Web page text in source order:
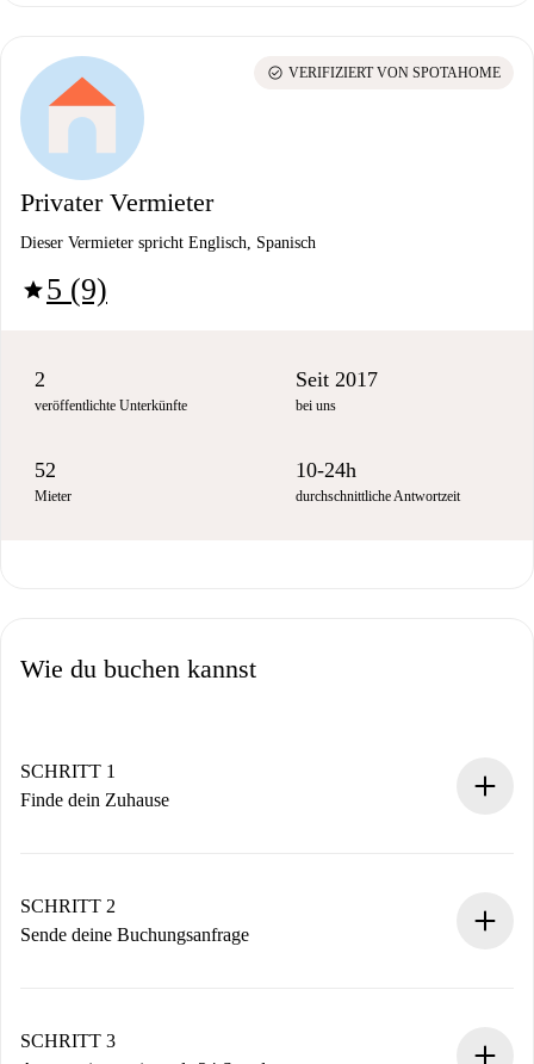
Privater Vermieter
Dieser Vermieter spricht Englisch, Spanisch
star5 (9)
check_circle VERIFIZIERT VON SPOTAHOME
2
veröffentlichte Unterkünfte
Seit 2017
bei uns
52
Mieter
10-24h
durchschnittliche Antwortzeit
Wie du buchen kannst
SCHRITT 1
Finde dein Zuhause
Du erhältst alle notwendigen Informationen im Voraus.
SCHRITT 2
Sende deine Buchungsanfrage
Denk daran, dass wir dich erst belasten, wenn der
SCHRITT 3